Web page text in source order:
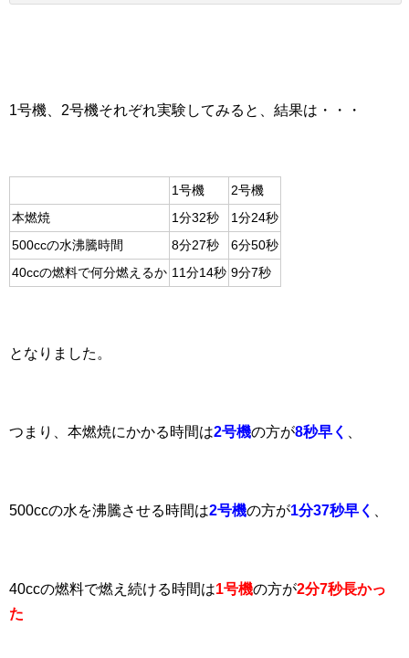
1号機、2号機それぞれ実験してみると、結果は・・・
1号機
2号機
本燃焼
1分32秒
1分24秒
500ccの水沸騰時間
8分27秒
6分50秒
40ccの燃料で何分燃えるか 11分14秒 9分7秒
となりました。
つまり、本燃焼にかかる時間は2号機の方が8秒早く 、
500ccの水を沸騰させる時間は2号機の方が1分37秒早く 、
40ccの燃料で燃え続ける時間は1号機の方が2分7秒長かっ
た